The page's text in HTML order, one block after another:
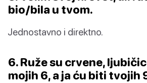
bio/bila u tvom.
Jednostavno i direktno.
6. Ruže su crvene,
mojih 6, a ja ću biti tvojih